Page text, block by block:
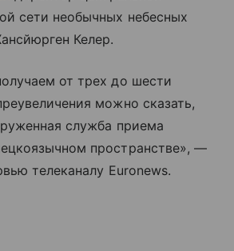
сети необычных небесных
Келер.
от трех до шести
можно сказать,
служба приема
пространстве», —
телеканалу Euronews.